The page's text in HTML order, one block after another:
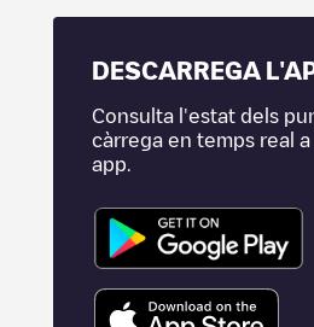
DESCARREGA
Consulta l'estat dels
càrrega en temps real
app.